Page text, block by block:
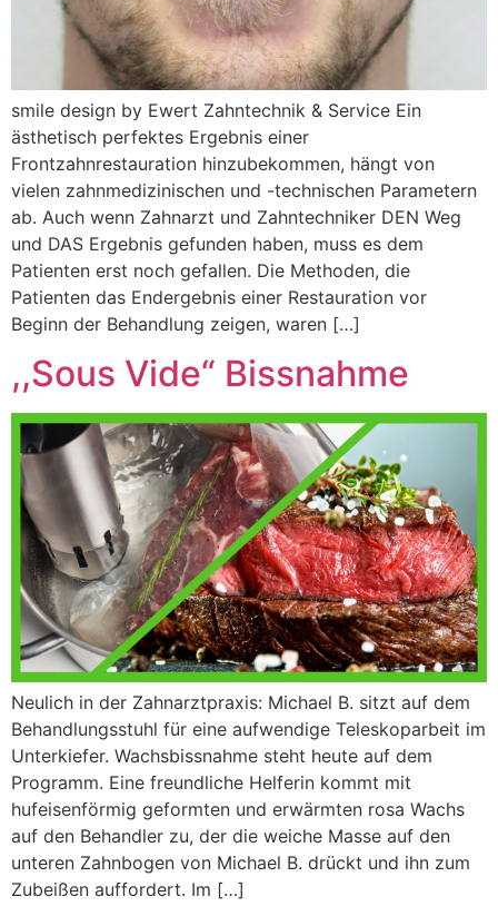
smile design by Ewert Zahntechnik & Service Ein
ästhetisch perfektes Ergebnis einer
Frontzahnrestauration hinzubekommen, hängt von
vielen zahnmedizinischen und -technischen Parametern
ab. Auch wenn Zahnarzt und Zahntechniker DEN Weg
und DAS Ergebnis gefunden haben, muss es dem
Patienten erst noch gefallen. Die Methoden, die
Patienten das Endergebnis einer Restauration vor
Beginn der Behandlung zeigen, waren […]
,,Sous Vide“ Bissnahme
Neulich in der Zahnarztpraxis: Michael B. sitzt auf dem
Behandlungsstuhl für eine aufwendige Teleskoparbeit im
Unterkiefer. Wachsbissnahme steht heute auf dem
Programm. Eine freundliche Helferin kommt mit
hufeisenförmig geformten und erwärmten rosa Wachs
auf den Behandler zu, der die weiche Masse auf den
unteren Zahnbogen von Michael B. drückt und ihn zum
Zubeißen auffordert. Im […]